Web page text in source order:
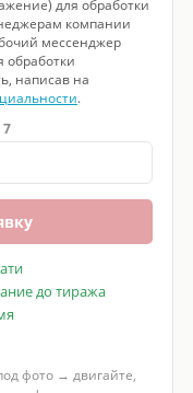
для обработки
компании
мессенджер
обработки
написав на
.
7
до тиража
фото → двигайте,